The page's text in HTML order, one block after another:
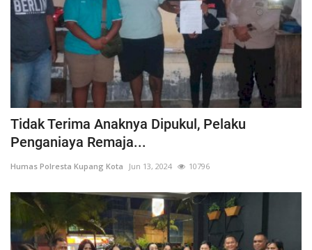
Tidak Terima Anaknya Dipukul, Pelaku
Penganiaya Remaja...
Humas Polresta Kupang Kota Jun 13, 2024 10796